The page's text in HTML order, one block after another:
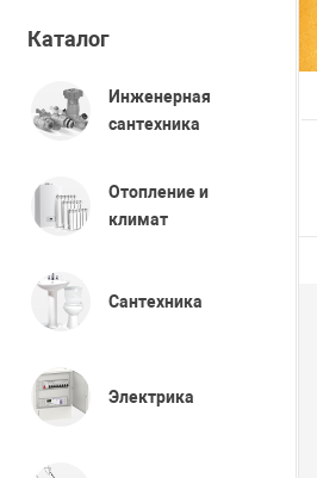
Каталог
Инженерная
сантехника
Отопление и
климат
Сантехника
Электрика